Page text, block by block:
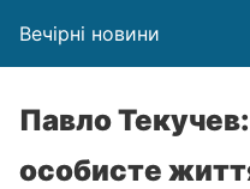
Вечірні новини
Павло Текучев:
особисте